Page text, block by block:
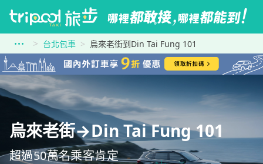
台北包車 烏來老街到Din Tai Fung 101
烏來老街→Din Tai Fung 101
超過50萬名乘客肯定